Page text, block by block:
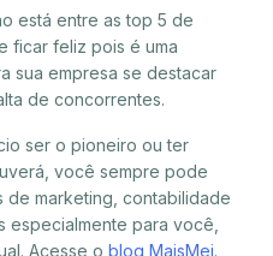
está entre as top 5 de
ficar feliz pois é uma
sua empresa se destacar
de concorrentes.
ser o pioneiro ou ter
você sempre pode
de marketing, contabilidade
especialmente para você,
Acesse o blog MaisMei.